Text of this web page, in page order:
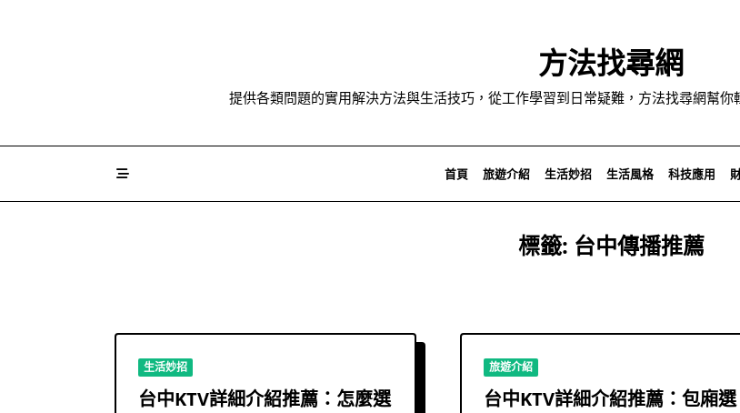
方法找尋網
提供各類問題的實用解決方法與生活技巧，從工作學習到日常疑難，方法找尋網幫你
首頁 旅遊介紹 生活妙招 生活風格 科技應用
標籤: 台中傳播推薦
生活妙招
台中KTV詳細介紹推薦：怎麼選
旅遊介紹
台中KTV詳細介紹推薦：包廂選